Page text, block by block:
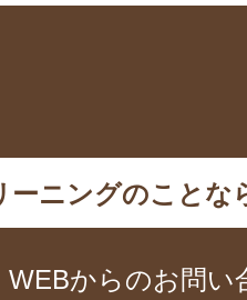
ニングのことな
WEBからのお問い